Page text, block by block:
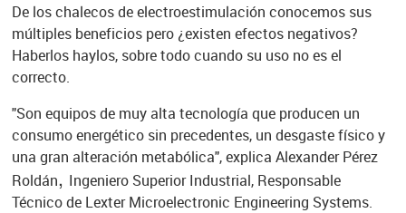
De los chalecos de electroestimulación conocemos sus
múltiples beneficios pero ¿existen efectos negativos?
Haberlos haylos, sobre todo cuando su uso no es el
correcto.
"Son equipos de muy alta tecnología que producen un
consumo energético sin precedentes, un desgaste físico y
una gran alteración metabólica",explica Alexander Pérez
Roldán, Ingeniero Superior Industrial, Responsable
Técnico de Lexter Microelectronic Engineering Systems.